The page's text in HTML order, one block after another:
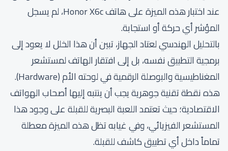
عند اختبار هذه الميزة على هاتف Honor X6c، لم يسجل
المؤشر أي حركة أو استجابة.
بالتحليل الهندسي لعتاد الجهاز، تبين أن هذا الخلل لا يعود إلى
برمجية التطبيق نفسه، بل إلى افتقار الهاتف لمستشعر
المغناطيسية والبوصلة الرقمية في لوحته الأم (Hardware).
هذه نقطة تقنية جوهرية يجب أن ينتبه إليها أصحاب الهواتف
الاقتصادية؛ حيث تعتمد اللعبة البصرية للقبلة على وجود هذا
المستشعر الفيزيائي، وفي غيابه تظل هذه الميزة معطلة
تماماً داخل أي تطبيق كاشف للقبلة.